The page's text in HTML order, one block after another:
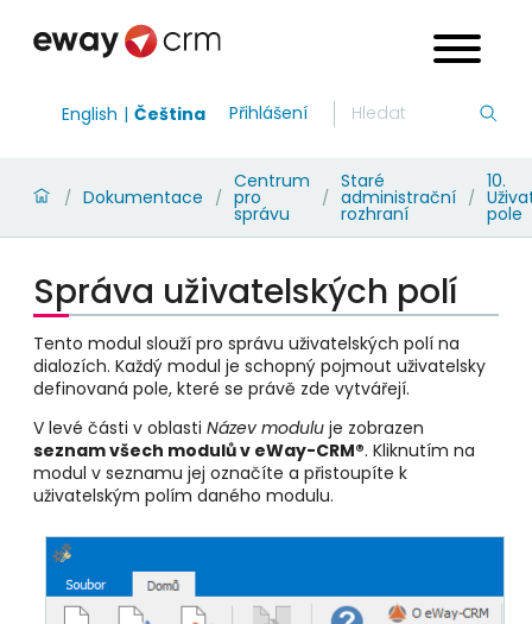
English Čeština Přihlášení
/ Dokumentace /
Centrum
pro
správu
/
Staré
administrační
rozhraní
/
10.
pole
Správa uživatelských polí
Tento modul slouží pro správu uživatelských polí na
dialozích. Každý modul je schopný pojmout uživatelsky
definovaná pole, které se právě zde vytvářejí.
V levé části v oblasti Název modulu je zobrazen
seznam všech modulů v eWay-CRM®. Kliknutím na
modul v seznamu jej označíte a přistoupíte k
uživatelským polím daného modulu.